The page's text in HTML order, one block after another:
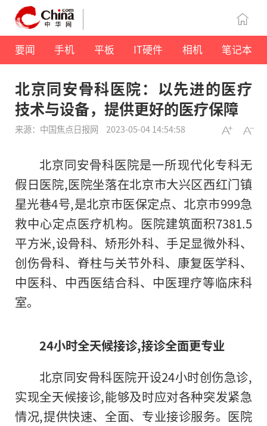
要闻 手机 平板 IT硬件 相机 笔记本
北京同安骨科医院：以先进的医疗
技术与设备，提供更好的医疗保障
来源：中国焦点日报网 2023-05-04 14:54:58
北京同安骨科医院是一所现代化专科无
假日医院,医院坐落在北京市大兴区西红门镇
星光巷4号,是北京市医保定点、北京市999急
救中心定点医疗机构。医院建筑面积7381.5
平方米,设骨科、矫形外科、手足显微外科、
创伤骨科、脊柱与关节外科、康复医学科、
中医科、中西医结合科、中医理疗等临床科
室。
24小时全天候接诊,接诊全面更专业
北京同安骨科医院开设24小时创伤急诊,
实现全天候接诊,能够及时应对各种突发紧急
情况,提供快速、全面、专业接诊服务。医院